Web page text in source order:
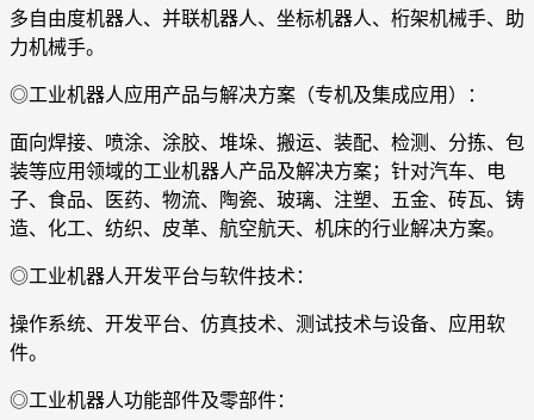
多自由度机器人、并联机器人、坐标机器人、桁架机械手、助
力机械手。
◎工业机器人应用产品与解决方案（专机及集成应用）：
面向焊接、喷涂、涂胶、堆垛、搬运、装配、检测、分拣、包
装等应用领域的工业机器人产品及解决方案；针对汽车、电
子、食品、医药、物流、陶瓷、玻璃、注塑、五金、砖瓦、铸
造、化工、纺织、皮革、航空航天、机床的行业解决方案。
◎工业机器人开发平台与软件技术：
操作系统、开发平台、仿真技术、测试技术与设备、应用软
件。
◎工业机器人功能部件及零部件：